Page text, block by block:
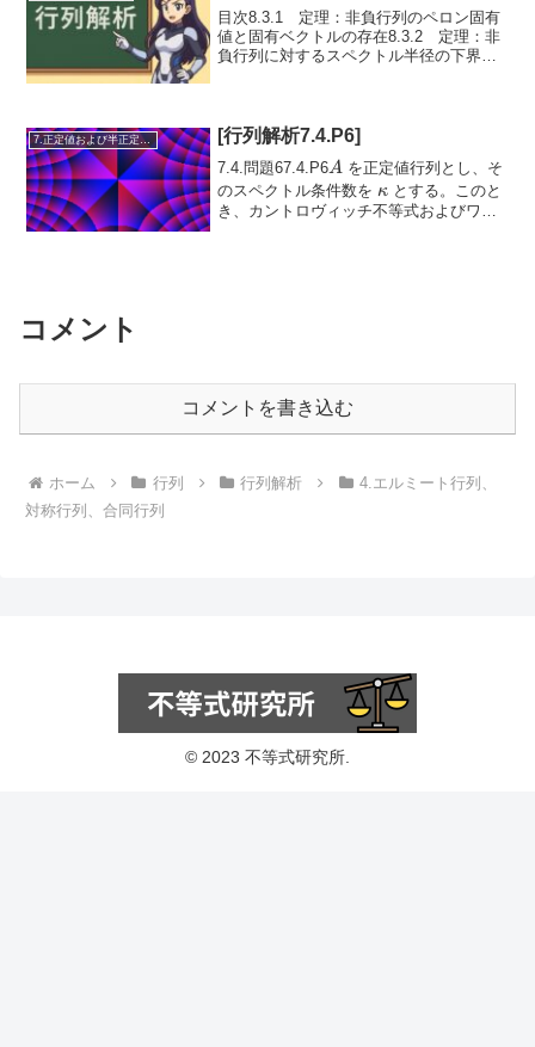
目次8.3.1 定理：非負行列のペロン固有
値と固有ベクトルの存在8.3.2 定理：非
負行列に対するスペクトル半径の下界
7.正定値および半正定値行列 [行列解析7.4.P6]
7.4.問題67.4.P6A
A を正定値行列とし、そ
のスペクトル条件数を \kappa
κ とする。このと
き、カントロヴィッチ不等式およびワイ
コメント
コメントを書き込む
ホーム 行列 行列解析
4.エルミート行列、
対称行列、合同行列
© 2023 不等式研究所.